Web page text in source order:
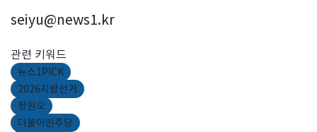
seiyu@news1.kr
관련 키워드
뉴스1PICK
2026지방선거
정원오
더불어민주당